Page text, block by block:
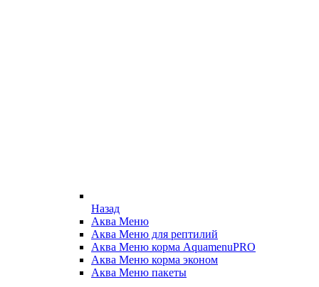
Назад
Аква Меню
Аква Меню для рептилий
Аква Меню корма AquamenuPRO
Аква Меню корма эконом
Аква Меню пакеты